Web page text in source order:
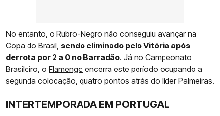
No entanto, o Rubro-Negro não conseguiu avançar na
Copa do Brasil, sendo eliminado pelo Vitória após
derrota por 2 a 0 no Barradão. Já no Campeonato
Brasileiro, o Flamengo encerra este período ocupando a
segunda colocação, quatro pontos atrás do líder Palmeiras.
INTERTEMPORADA EM PORTUGAL